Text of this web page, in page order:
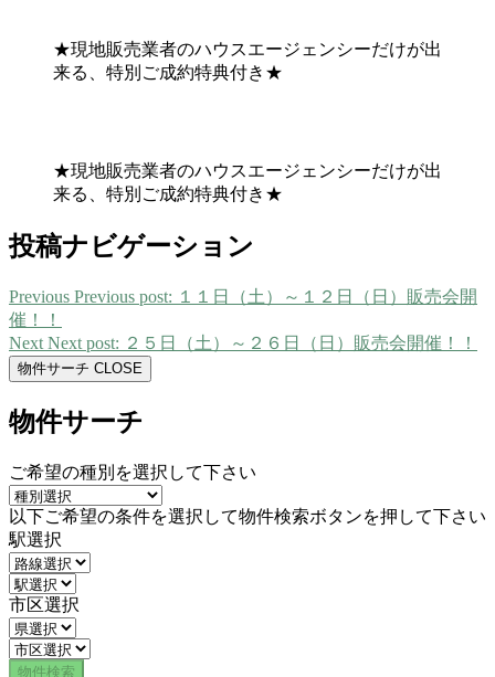
★現地販売業者のハウスエージェンシーだけが出
来る、特別ご成約特典付き★
★現地販売業者のハウスエージェンシーだけが出
来る、特別ご成約特典付き★
投稿ナビゲーション
Previous Previous post: １１日（土）～１２日（日）販売会開
催！！
Next Next post: ２５日（土）～２６日（日）販売会開催！！
物件サーチ CLOSE
物件サーチ
ご希望の種別を選択して下さい
以下ご希望の条件を選択して物件検索ボタンを押して下さい
駅選択
市区選択